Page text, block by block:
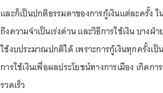
และก็เป็นปกติธรรมดาของการกู้เงินแต่ละครั้ง
ถึงความจำเป็นเร่งด่วน และวิธีการใช้เงิน บางฝ่
ใช้งบประมาณปกติได้ เพราะการกู้เงินทุกครั้งเ
การใช้เงินเพื่อผลประโยชน์ทางการเมือง เกิด
รวดเร็ว